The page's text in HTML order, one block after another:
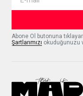
Abone Ol butonuna
Şartlarımızı okuduğunuzu